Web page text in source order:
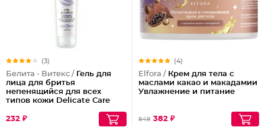
(3)
Белита - Витекс / Гель для
лица для бритья
непенящийся для всех
типов кожи Delicate Care
232 ₽
(4)
Elfora / Крем для тела с
маслами какао и макадамии
Увлажнение и питание
849 382 ₽